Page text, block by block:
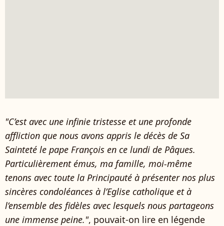
"C’est avec une infinie tristesse et une profonde
affliction que nous avons appris le décès de Sa
Sainteté le pape François en ce lundi de Pâques.
Particulièrement émus, ma famille, moi-même
tenons avec toute la Principauté à présenter nos plus
sincères condoléances à l’Eglise catholique et à
l’ensemble des fidèles avec lesquels nous partageons
une immense peine.", pouvait-on lire en légende